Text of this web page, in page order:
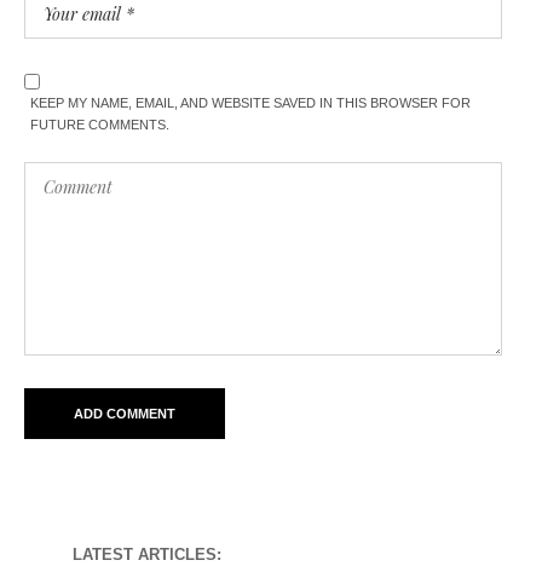
KEEP MY NAME, EMAIL, AND WEBSITE SAVED IN THIS BROWSER FOR
FUTURE COMMENTS.
LATEST ARTICLES: